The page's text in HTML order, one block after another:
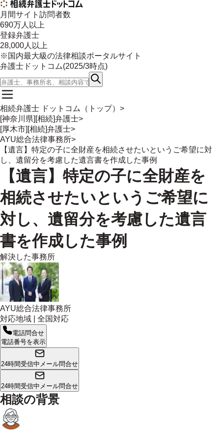
月間サイト訪問者数
690万人以上
登録弁護士
28,000人以上
※国内最大級の法律相談ポータルサイト
弁護士ドットコム(2025/3時点)
相続弁護士 ドットコム（トップ） >
[神奈川県][相続]弁護士>
[厚木市][相続]弁護士>
AYU総合法律事務所>
【遺言】特定の子に全財産を相続させたいというご希望に対
し、遺留分を考慮した遺言書を作成した事例
【遺言】特定の子に全財産を
相続させたいというご希望に
対し、遺留分を考慮した遺言
書を作成した事例
解決した事務所
AYU総合法律事務所
対応地域 |
全国対応
電話問合せ
電話番号を表示
24時間受信中 メール問合せ
24時間受信中 メール問合せ
相談の背景